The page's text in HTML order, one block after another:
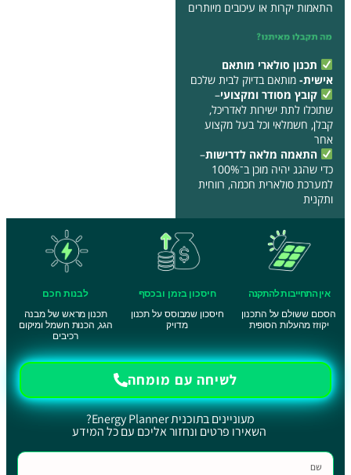
התאמות יקרות או עיכובים מיותרים
תכנון סולארי מותאם
אישית- מותאם בדיוק לבית שלכם
קובץ מסודר ומקצועי–
שתוכלו לתת ישירות לאדריכל,
קבלן, חשמלאי וכל בעל מקצוע
אחר
התאמה מלאה לדרישות–
כדי שהגג יהיה מוכן ב־100%
למערכת סולארית חכמה, רווחית
ותקנית
אין התחייבות להתקנה
הסכום ששולם על התכנון
יקוזז מהעלות הסופית
חיסכון בזמן ובכסף
חיסכון שמבוסס על תכנון
מדויק
לבנות חכם
תכנון מראש של מבנה
הגג, הכנות חשמל ומיקום
רכיבים
לשיחה עם מומחה
מעוניינים בתוכנית Energy Planner?
השאירו פרטים ונחזור אליכם עם כל המידע